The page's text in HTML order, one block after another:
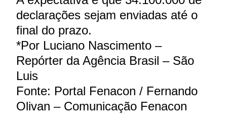
declarações sejam enviadas até o
final do prazo.
*Por Luciano Nascimento –
Repórter da Agência Brasil – São
Luis
Fonte: Portal Fenacon / Fernando
Olivan – Comunicação Fenacon